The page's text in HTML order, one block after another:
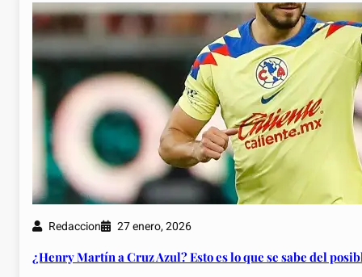
Redaccion 27 enero, 2026
¿Henry Martín a Cruz Azul? Esto es lo que se sabe del